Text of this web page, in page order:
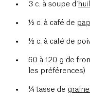
3 c. à soupe d’
½ c. à café de
½ c. à café de
60 à 120 g de
les préférences)
¼ tasse de